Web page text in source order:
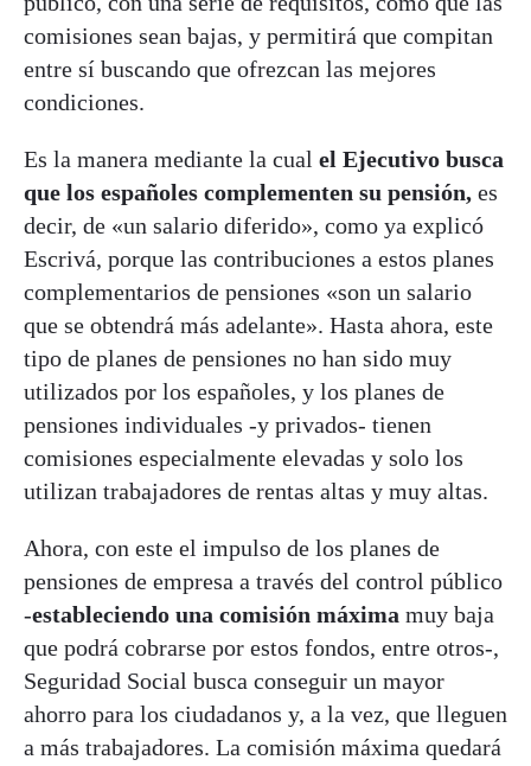
comisiones sean bajas, y permitirá que compitan
entre sí buscando que ofrezcan las mejores
condiciones.
Es la manera mediante la cual el Ejecutivo busca
que los españoles complementen su pensión, es
decir, de «un salario diferido», como ya explicó
Escrivá, porque las contribuciones a estos planes
complementarios de pensiones «son un salario
que se obtendrá más adelante». Hasta ahora, este
tipo de planes de pensiones no han sido muy
utilizados por los españoles, y los planes de
pensiones individuales -y privados- tienen
comisiones especialmente elevadas y solo los
utilizan trabajadores de rentas altas y muy altas.
Ahora, con este el impulso de los planes de
pensiones de empresa a través del control público
-estableciendo una comisión máxima muy baja
que podrá cobrarse por estos fondos, entre otros-,
Seguridad Social busca conseguir un mayor
ahorro para los ciudadanos y, a la vez, que lleguen
a más trabajadores. La comisión máxima quedará